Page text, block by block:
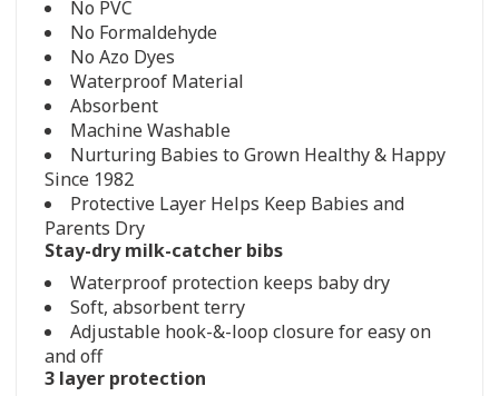
No PVC
No Formaldehyde
No Azo Dyes
Waterproof Material
Absorbent
Machine Washable
Nurturing Babies to Grown Healthy & Happy
Since 1982
Protective Layer Helps Keep Babies and
Parents Dry
Stay-dry milk-catcher bibs
Waterproof protection keeps baby dry
Soft, absorbent terry
Adjustable hook-&-loop closure for easy on
and off
3 layer protection